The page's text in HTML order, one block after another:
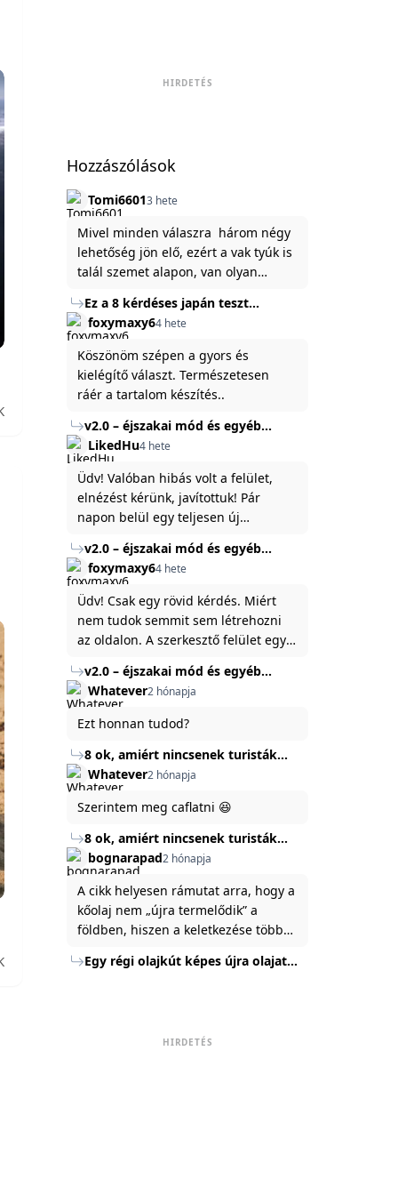
HIRDETÉS
Hozzászólások
Tomi66013 hete
Mivel minden válaszra három négy
lehetőség jön elő, ezért a vak tyúk is
talál szemet alapon, van olyan
Ez a 8 kérdéses japán teszt
hibátlanul feltárja az igazságot
rólad
foxymaxy64 hete
Köszönöm szépen a gyors és
kielégítő választ. Természetesen
ráér a tartalom készítés..
v2.0 – éjszakai mód és egyéb
fejlesztések
LikedHu4 hete
Üdv! Valóban hibás volt a felület,
elnézést kérünk, javítottuk! Pár
napon belül egy teljesen új
weboldal legújabb, 3.0-ás verzióját,
és vélhetően ez zavart be kicsit.Egy
baráti megjegyzés: ha nem fontos
és tud várni néhány napot a
tartalom, amit készíteni
szeretnél, inkább várj néhány napot,
mert ég és föld lesz a különbség a
jelenlegi rendszer és az új között -
legfőképpen egyébként épp
tartalomkészítési szempontból! :)
v2.0 – éjszakai mód és egyéb
fejlesztések
foxymaxy64 hete
Üdv! Csak egy rövid kérdés. Miért
nem tudok semmit sem létrehozni
az oldalon. A szerkesztő felület egy
Köszönöm ha válaszoltok.
v2.0 – éjszakai mód és egyéb
fejlesztések
Whatever2 hónapja
Ezt honnan tudod?
8 ok, amiért nincsenek turisták
Törökország Fekete-tenger felőli
partján
Whatever2 hónapja
Szerintem meg caflatni 😆
8 ok, amiért nincsenek turisták
Törökország Fekete-tenger felőli
partján
bognarapad2 hónapja
A cikk helyesen rámutat arra, hogy a
kőolaj nem „újra termelődik” a
földben, hiszen a keletkezése több
Energiaügyi Minisztériuma szerint a
nyomáskülönbség kiegyenlítődik,
Egy régi olajkút képes újra olajat
HIRDETÉS